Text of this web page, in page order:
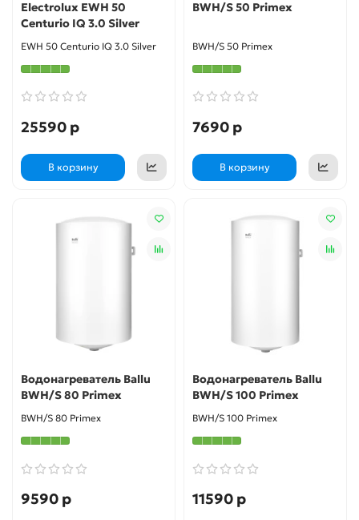
Electrolux EWH 50
Centurio IQ 3.0 Silver
EWH 50 Centurio IQ 3.0 Silver
25590 р
В корзину
BWH/S 50 Primex
BWH/S 50 Primex
7690 р
В корзину
Водонагреватель Ballu
BWH/S 80 Primex
BWH/S 80 Primex
9590 р
Водонагреватель Ballu
BWH/S 100 Primex
BWH/S 100 Primex
11590 р